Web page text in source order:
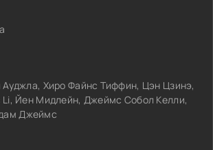
Хиро Файнс Тиффин, Цэн Цзинэ,
Йен Мидлейн, Джеймс Собол Келли,
Джеймс